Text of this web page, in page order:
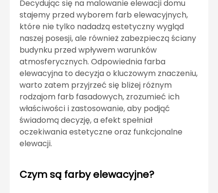
Decydując się na malowanie elewacji domu
stajemy przed wyborem farb elewacyjnych,
które nie tylko nadadzą estetyczny wygląd
naszej posesji, ale również zabezpieczą ściany
budynku przed wpływem warunków
atmosferycznych. Odpowiednia farba
elewacyjna to decyzja o kluczowym znaczeniu,
warto zatem przyjrzeć się bliżej różnym
rodzajom farb fasadowych, zrozumieć ich
właściwości i zastosowanie, aby podjąć
świadomą decyzję, a efekt spełniał
oczekiwania estetyczne oraz funkcjonalne
elewacji.
Czym są farby elewacyjne?